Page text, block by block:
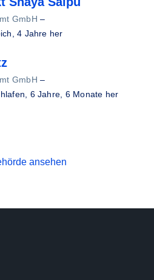
GmbH –
4 Jahre her
GmbH –
6 Jahre, 6 Monate her
ansehen